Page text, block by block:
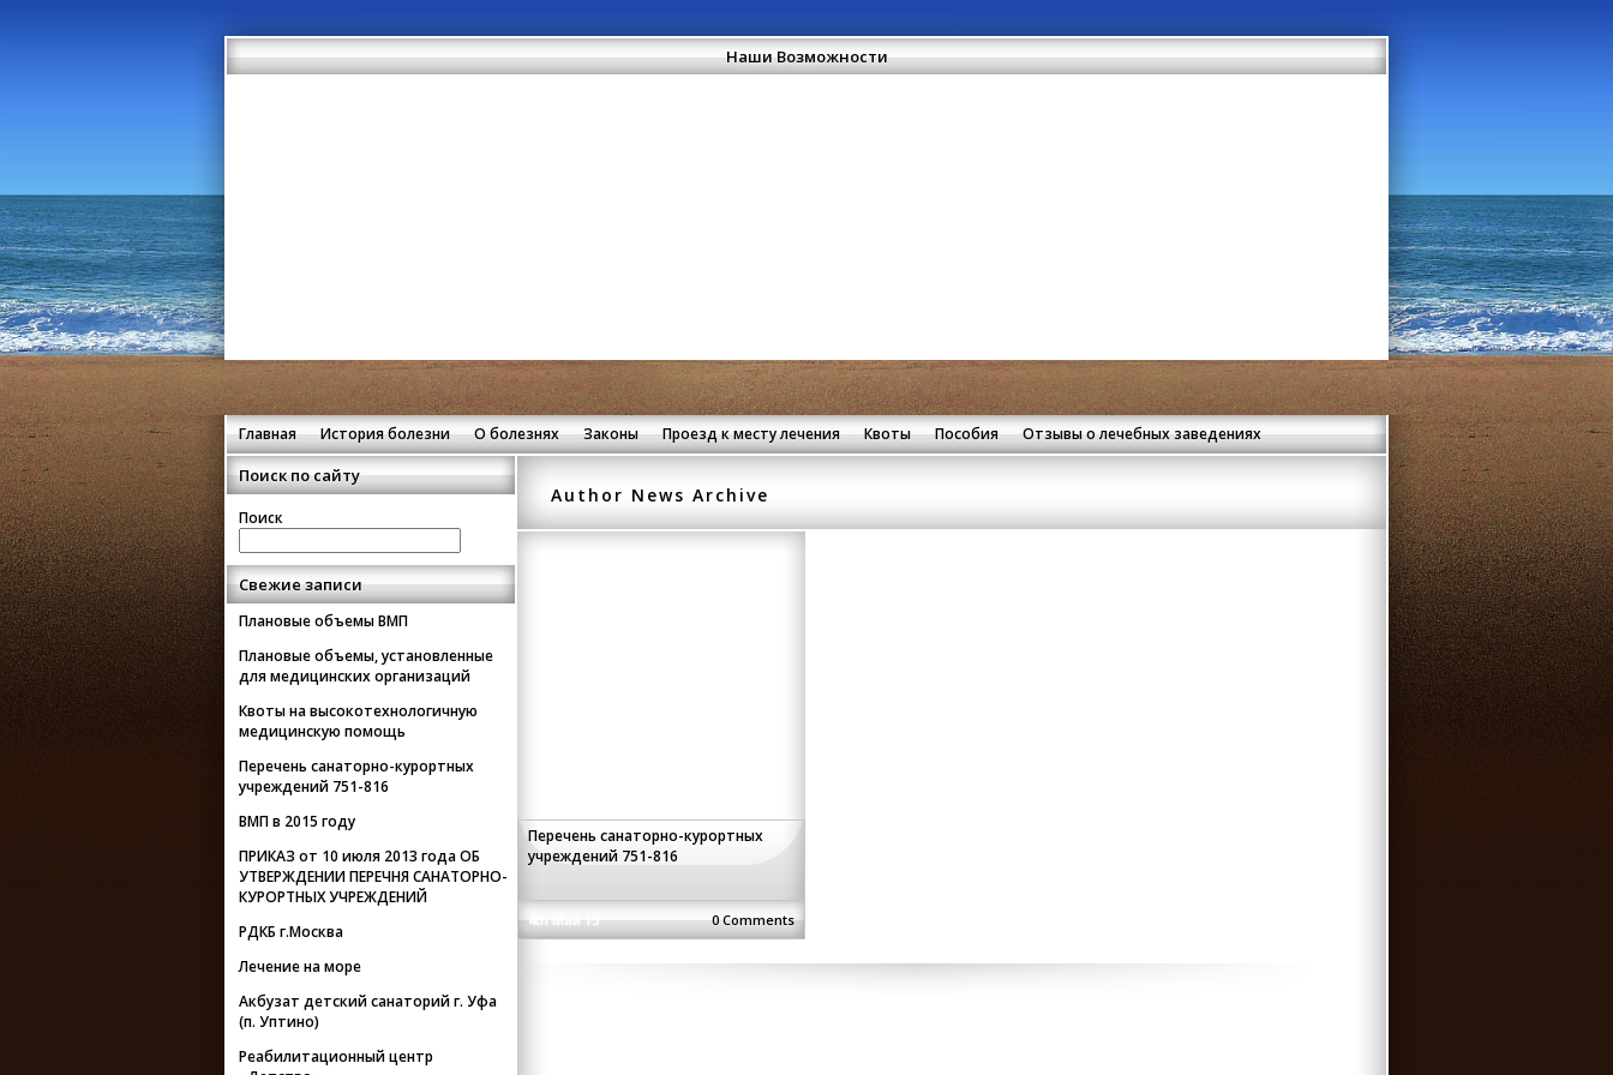
Наши Возможности
Главная История болезни О болезнях Законы Проезд к месту лечения Квоты Пособия Отзывы о лечебных заведениях
Author News Archive
Перечень санаторно-курортных
учреждений 751-816
4th Май 15 0 Comments
Поиск по сайту
Поиск
Свежие записи
Плановые объемы ВМП
Плановые объемы, установленные
для медицинских организаций
Квоты на высокотехнологичную
медицинскую помощь
Перечень санаторно-курортных
учреждений 751-816
ВМП в 2015 году
ПРИКАЗ от 10 июля 2013 года ОБ
УТВЕРЖДЕНИИ ПЕРЕЧНЯ САНАТОРНО-
КУРОРТНЫХ УЧРЕЖДЕНИЙ
РДКБ г.Москва
Лечение на море
Акбузат детский санаторий г. Уфа
(п. Уптино)
Реабилитационный центр